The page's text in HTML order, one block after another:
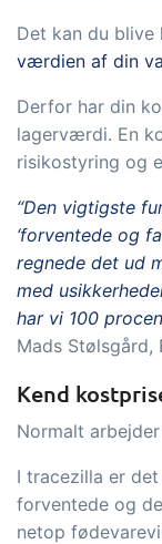
Det kan du blive
værdien af din
Derfor har din
lagerværdi. En
risikostyring og
“Den vigtigste
‘forventede og
regnede det ud
med
har vi 100
Mads Stølsgård,
Kend
Normalt
I tracezilla er
forventede og
netop